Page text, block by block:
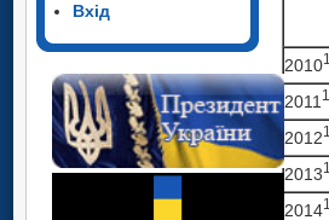
Вхід
20101
2011 1
20121
20131
20141